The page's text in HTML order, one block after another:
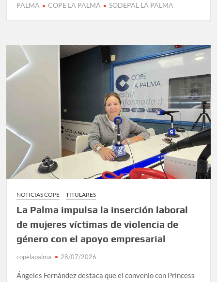
PALMA
COPE LA PALMA SODEPAL LA PALMA
NOTICIAS COPE TITULARES
La Palma impulsa la inserción laboral
de mujeres víctimas de violencia de
género con el apoyo empresarial
copelapalma 28/07/2026
Ángeles Fernández destaca que el convenio con Princess